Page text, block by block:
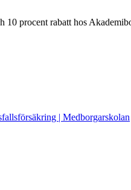
10 procent rabatt hos
| Medborgarskolan